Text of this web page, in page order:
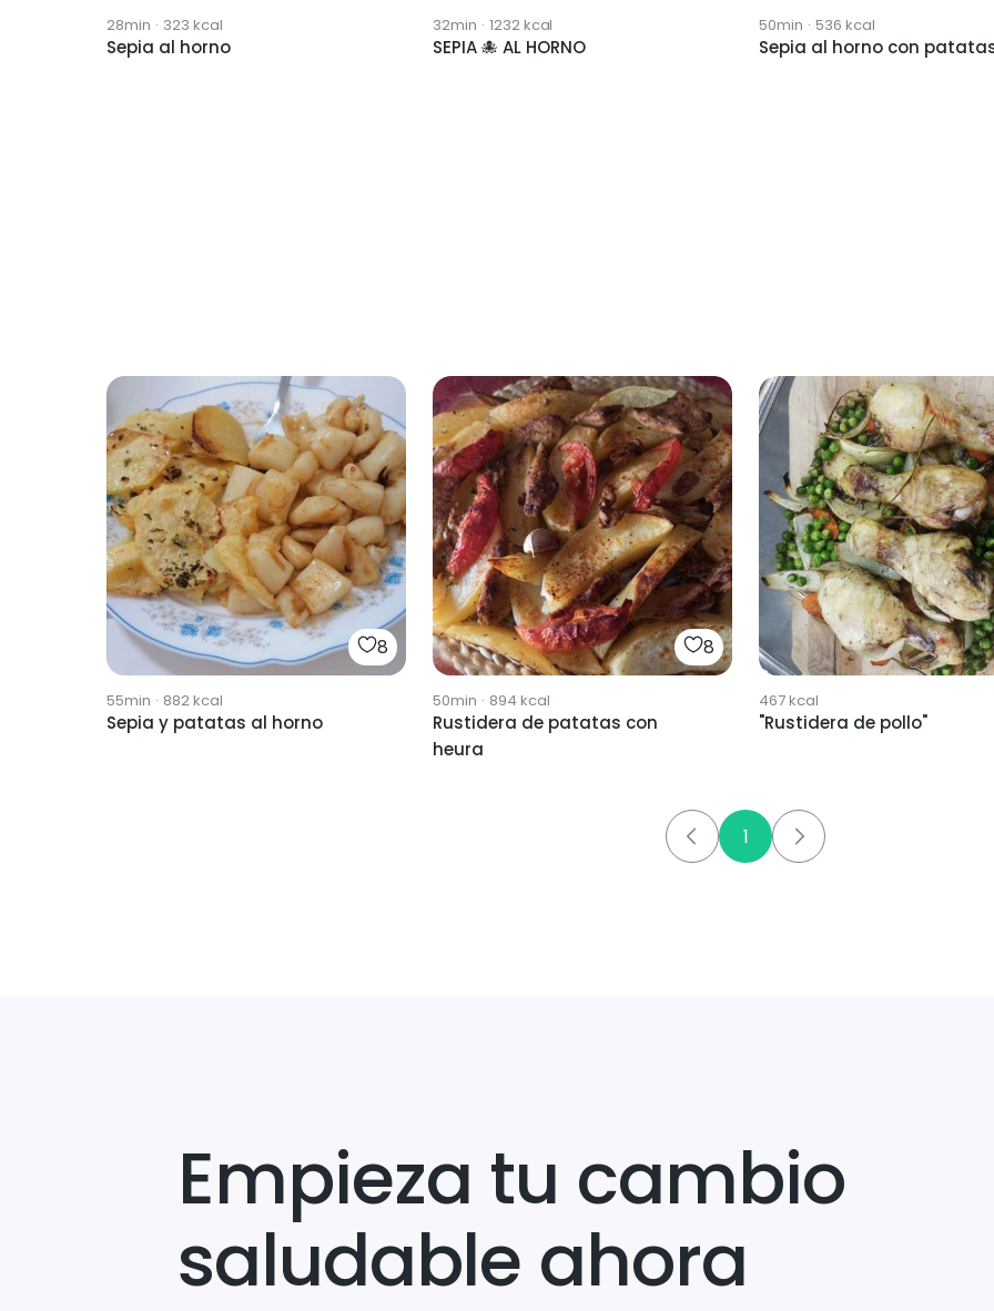
28min · 323 kcal
Sepia al horno
32min · 1232kcal
SEPIA 🐙 AL HORNO
50min · 536 kcal
Sepia al horno con
8
55min · 882kcal
Sepia y patatas al horno
8
50min · 894 kcal
Rustidera de patatas con
heura
467kcal
"Rustidera de pollo"
1
Empieza tu cambio
saludable ahora